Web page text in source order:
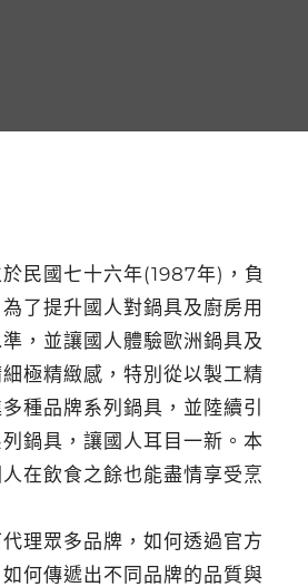
民國七十六年(1987年)，負
了提升國人對鍋具及廚房用
，並讓國人體驗歐洲鍋具及
極精緻感，特別從以製工精
種品牌系列鍋具，並陸續引
鍋具，讓國人耳目一新。本
在飲食之餘也能盡情享受烹
理眾多品牌，如何透過官方
何傳遞出不同品牌的品質與